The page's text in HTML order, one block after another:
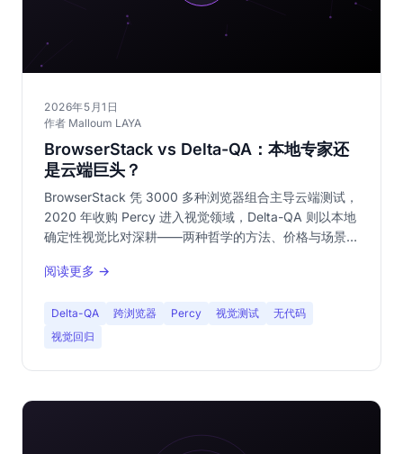
2026年5月1日
作者 Malloum LAYA
BrowserStack vs Delta-QA：本地专家还
是云端巨头？
BrowserStack 凭 3000 多种浏览器组合主导云端测试，
2020 年收购 Percy 进入视觉领域，Delta-QA 则以本地
确定性视觉比对深耕——两种哲学的方法、价格与场景对
阅读更多 →
Delta-QA 跨浏览器 Percy 视觉测试
无代码
视觉回归